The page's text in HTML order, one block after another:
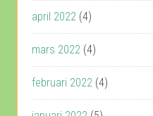
april 2022 (4)
mars 2022 (4)
februari 2022 (4)